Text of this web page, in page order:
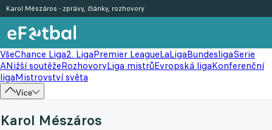
VšeChance Liga2. LigaPremier LeagueLaLigaBundesligaSerie
ANižší soutěžeRozhovoryLiga mistrůEvropská ligaKonferenční
ligaMistrovství světa
Více
Karol Mészáros - zprávy, články, rozhovory
Karol Mészáros